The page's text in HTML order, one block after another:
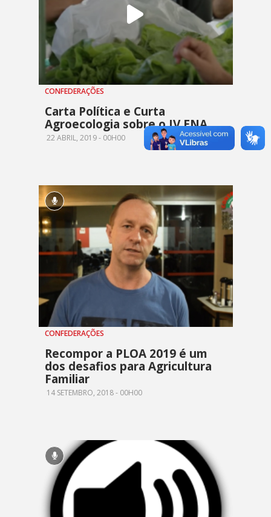
CONFEDERAÇÕES
Carta Política e Curta
Agroecologia sobre o IV ENA
22 ABRIL, 2019 - 00H00
CONFEDERAÇÕES
Recompor a PLOA 2019 é um
dos desafios para Agricultura
Familiar
14 SETEMBRO, 2018 - 00H00